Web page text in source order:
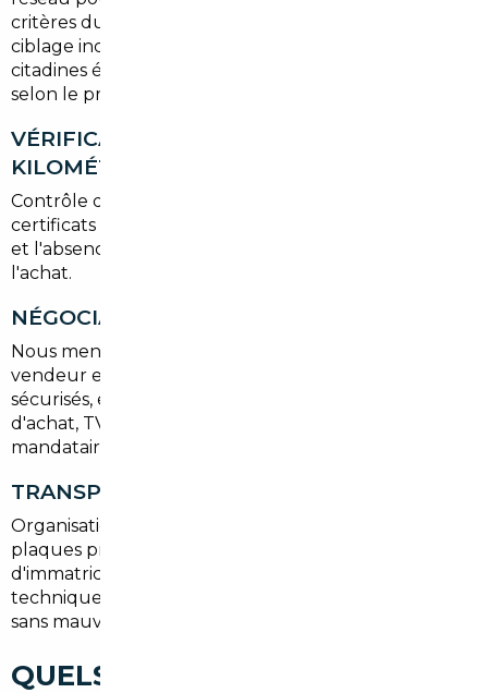
critères du client (kilométrage, couleur, options). Le
ciblage inclut souvent des SUV compacts, des
citadines économiques ou des berlines premium
selon le profil.
VÉRIFICATION HISTORIQUE ET
KILOMÉTRAGE
Contrôle du carnet d'entretien, des factures et des
certificats de non-gage. Nous validons le kilométrage
et l'absence de sinistres importants pour sécuriser
l'achat.
NÉGOCIATION ET ACHAT
Nous menons la négociation directement avec le
vendeur européen et gérons les paiements
sécurisés, en expliquant clairement les coûts : prix
d'achat, TVA, éventuelle garantie et frais de
mandataire.
TRANSPORT ET IMMATRICULATION
Organisation du transport jusqu'à Saint-Gratien,
plaques provisoires et prise en charge des démarches
d'immatriculation (certificat de conformité, contrôle
technique, carte grise). Le tout pour une livraison
sans mauvaise surprise.
QUELS TYPES DE VOITURES